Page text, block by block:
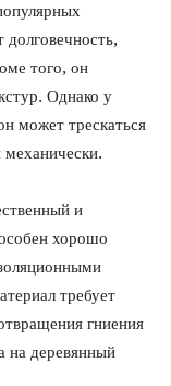
того, он
Однако у
может трескаться
механически.
и
хорошо
требует
гниения
на деревянный